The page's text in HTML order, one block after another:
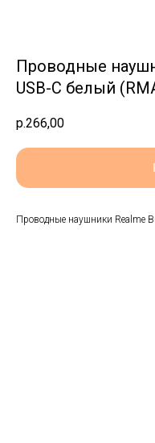
Проводные
USB-C белый
р.266,00
Проводные наушники Realme